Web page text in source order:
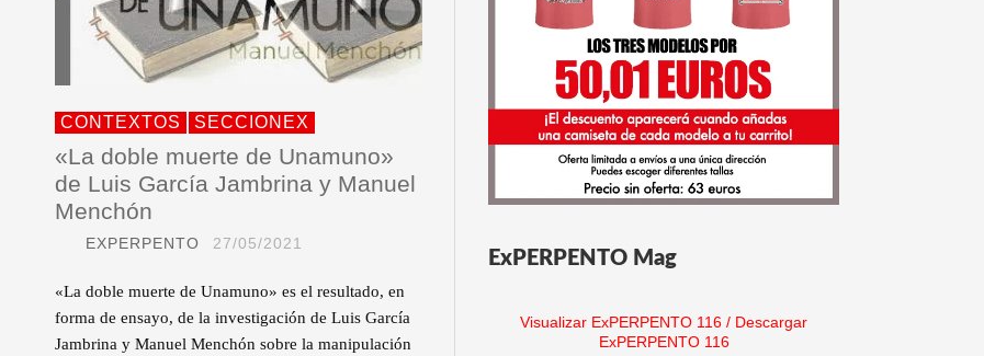
CONTEXTOS SECCIONEX
«La doble muerte de Unamuno»
de Luis García Jambrina y Manuel
Menchón
EXPERPENTO 27/05/2021
«La doble muerte de Unamuno» es el resultado, en
forma de ensayo, de la investigación de Luis García
Jambrina y Manuel Menchón sobre la manipulación
ExPERPENTO Mag
Visualizar ExPERPENTO 116 / Descargar
ExPERPENTO 116